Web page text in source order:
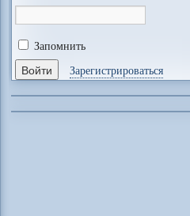
Запомнить
Зарегистрироваться